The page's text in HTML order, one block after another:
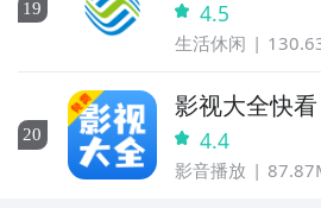
19 4.5
生活休闲
20
影视大全快看
4.4
影音播放